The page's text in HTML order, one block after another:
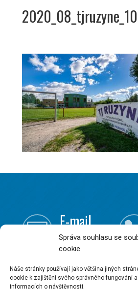
Správa souhlasu se
cookie
Náše stránky používají jako většina jiných
cookie k zajištění svého správného fungování
informacích o návštěvnosti.
 E-mail
info@onsite.cz